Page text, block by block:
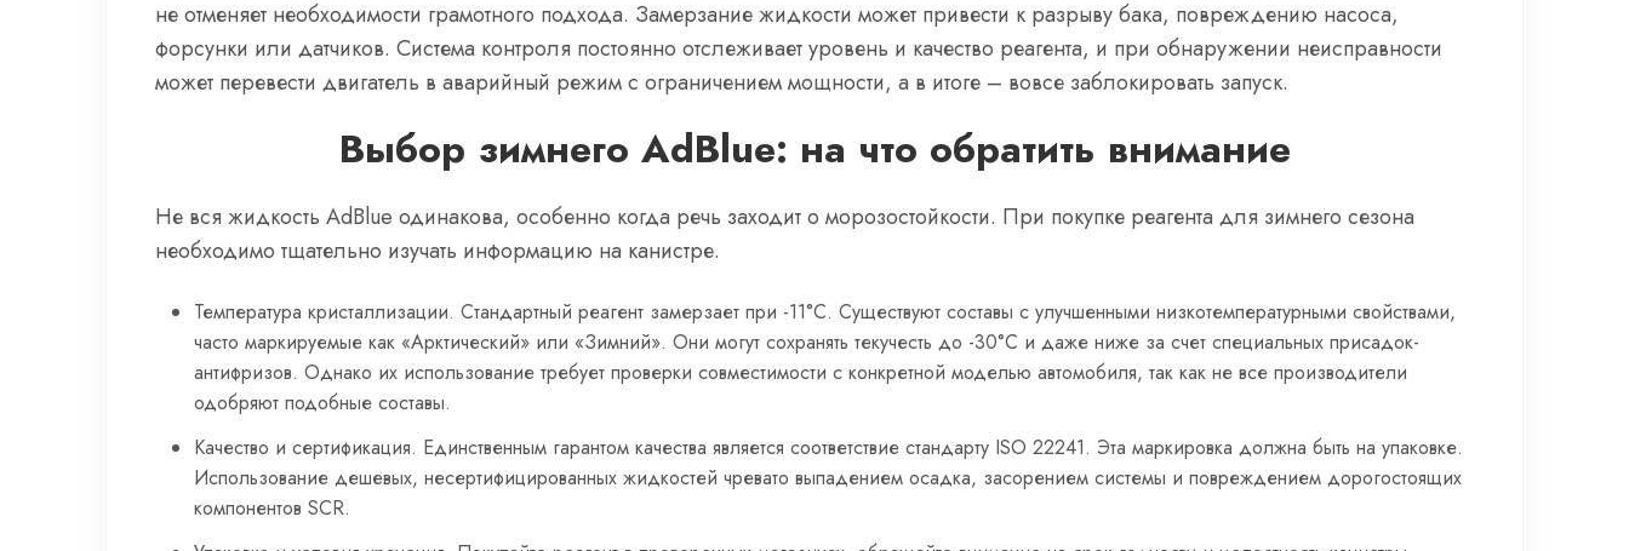
не отменяет необходимости грамотного подхода. Замерзание жидкости может привести к разрыву бака, повреждению насоса,
форсунки или датчиков. Система контроля постоянно отслеживает уровень и качество реагента, и при обнаружении неисправности
может перевести двигатель в аварийный режим с ограничением мощности, а в итоге – вовсе заблокировать запуск.
Выбор зимнего AdBlue: на что обратить внимание
Не вся жидкость AdBlue одинакова, особенно когда речь заходит о морозостойкости. При покупке реагента для зимнего сезона
необходимо тщательно изучать информацию на канистре.
Температура кристаллизации. Стандартный реагент замерзает при -11°C. Существуют составы с улучшенными низкотемпературными свойствами,
часто маркируемые как «Арктический» или «Зимний». Они могут сохранять текучесть до -30°C и даже ниже за счет специальных присадок-
антифризов. Однако их использование требует проверки совместимости с конкретной моделью автомобиля, так как не все производители
одобряют подобные составы.
Качество и сертификация. Единственным гарантом качества является соответствие стандарту ISO 22241. Эта маркировка должна быть на упаковке.
Использование дешевых, несертифицированных жидкостей чревато выпадением осадка, засорением системы и повреждением дорогостоящих
компонентов SCR.